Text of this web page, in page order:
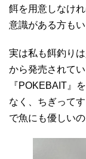
餌を用意しなけ
意識がある方もい
実は私も餌釣り
から発売されて
『POKEBAIT』
なく、ちぎって
で魚にも優しい